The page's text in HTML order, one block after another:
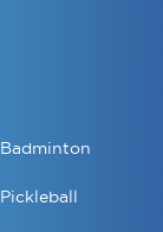
Badminton
Pickleball